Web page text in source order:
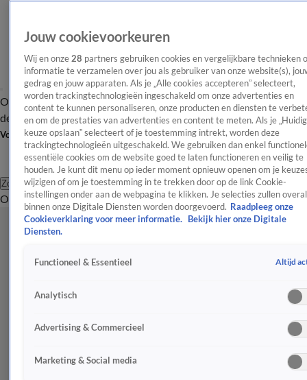
OverzichtAfleveringen Entertainment TV Algemeen
Tip
de redactieNieuwsbrief
Volg Shownieuws
Zoeken
OverzichtEntertainmentSpraakmakendRealityCrimeVideo's
Jouw cookievoorkeuren
Wij en onze 28 partners gebruiken cookies en vergelijkbare technieken
informatie te verzamelen over jou als gebruiker van onze website(s),
gedrag en jouw apparaten. Als je „Alle cookies accepteren” selecteert,
worden trackingtechnologieën ingeschakeld om onze advertenties en
content te kunnen personaliseren, onze producten en diensten te
en om de prestaties van advertenties en content te meten. Als je
keuze opslaan” selecteert of je toestemming intrekt, worden deze
trackingtechnologieën uitgeschakeld. We gebruiken dan enkel
essentiële cookies om de website goed te laten functioneren en veilig te
houden. Je kunt dit menu op ieder moment opnieuw openen om je
wijzigen of om je toestemming in te trekken door op de link Cookie-
instellingen onder aan de webpagina te klikken. Je selecties zullen overal
binnen onze Digitale Diensten worden doorgevoerd. Raadpleeg onze
Cookieverklaring voor meer informatie.
Bekijk hier onze Digitale
Diensten.
Functioneel & Essentieel Altijd
Analytisch
Advertising & Commercieel
Marketing & Social media